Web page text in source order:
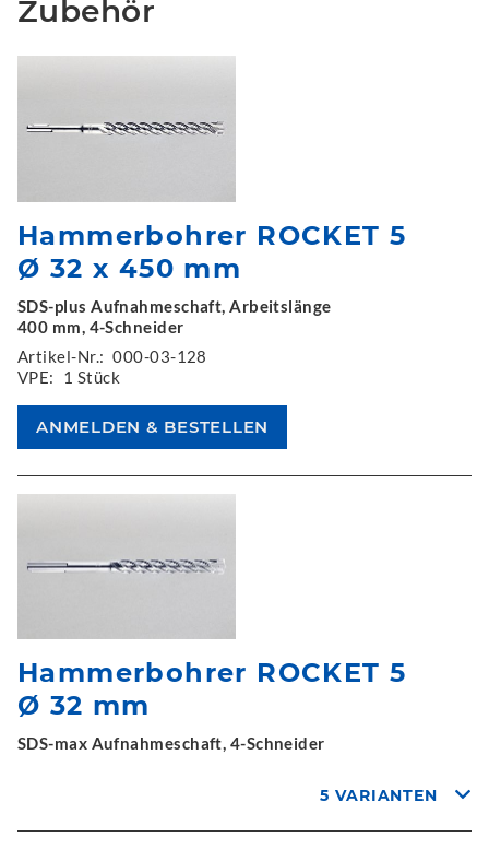
Zubehör
Hammerbohrer ROCKET 5
Ø 32 x 450 mm
SDS-plus Aufnahmeschaft, Arbeitslänge
400 mm, 4-Schneider
Artikel-Nr.: 000-03-128
VPE:
1 Stück
Hammerbohrer ROCKET 5
Ø 32 mm
SDS-max Aufnahmeschaft, 4-Schneider
5 VARIANTEN